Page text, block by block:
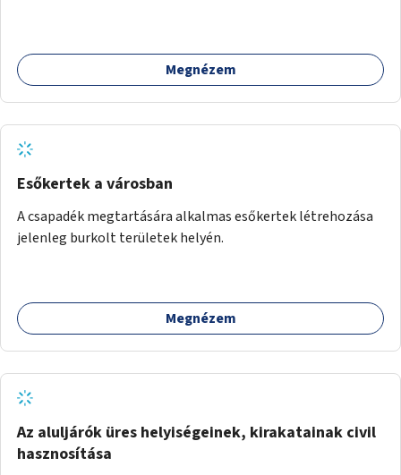
Megnézem
Esőkertek a városban
A csapadék megtartására alkalmas esőkertek létrehozása
jelenleg burkolt területek helyén.
Megnézem
Az aluljárók üres helyiségeinek, kirakatainak civil
hasznosítása